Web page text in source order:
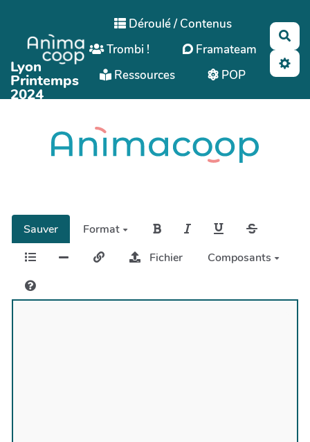
Aller au contenu principal
Lyon
Printemps
2024
Déroulé / Contenus
Trombi !
Framateam
Ressources
POP
Sauver
Format
Fichier
Composants